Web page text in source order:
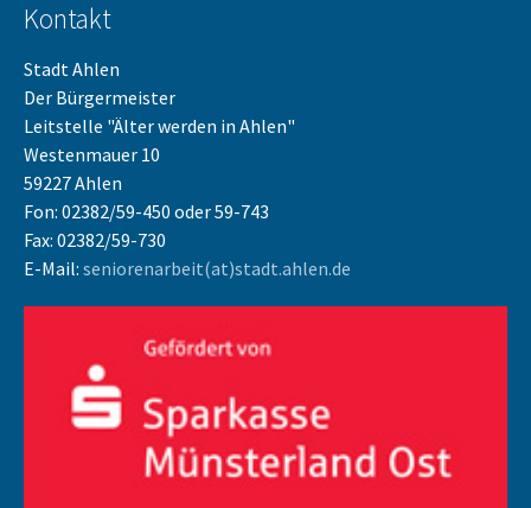
Kontakt
Stadt Ahlen
Der Bürgermeister
Leitstelle "Älter werden in Ahlen"
Westenmauer 10
59227 Ahlen
Fon: 02382/59-450 oder 59-743
Fax: 02382/59-730
E-Mail: seniorenarbeit(at)stadt.ahlen.de